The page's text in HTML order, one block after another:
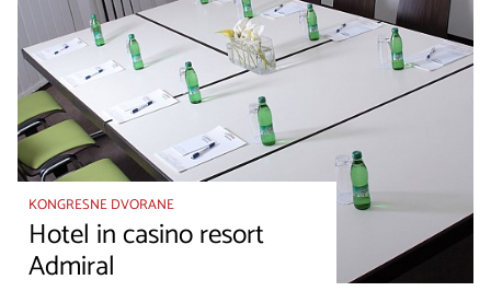
KONGRESNE DVORANE
Hotel in casino resort
Admiral